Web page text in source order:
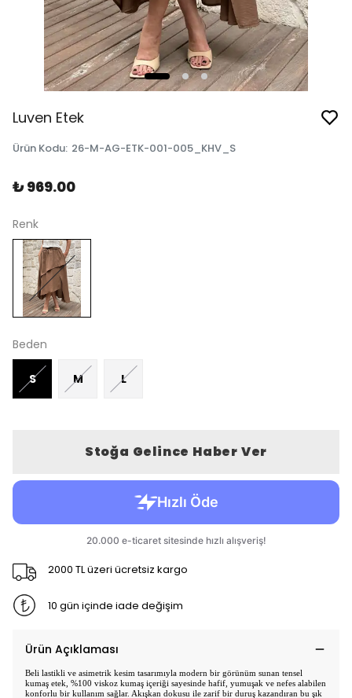
Luven Etek
Ürün Kodu: 26-M-AG-ETK-001-005_KHV_S
₺ 969.00
Renk
Beden
S M L
Stoğa Gelince Haber Ver
2000 TL üzeri ücretsiz kargo
10 gün içinde iade değişim
Ürün Açıklaması
Beli lastikli ve asimetrik kesim tasarımıyla modern bir görünüm sunan tensel
kumaş etek, %100 viskoz kumaş içeriği sayesinde hafif, yumuşak ve nefes alabilen
konforlu bir kullanım sağlar. Akışkan dokusu ile zarif bir duruş kazandıran bu şık